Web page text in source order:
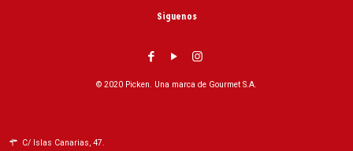
Siguenos
© 2020 Picken. Una marca de Gourmet S.A.
C/ Islas Canarias, 47.